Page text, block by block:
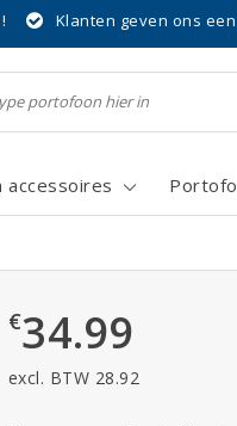
Klanten geven ons
accessoires
€34.99
excl. BTW 28.92